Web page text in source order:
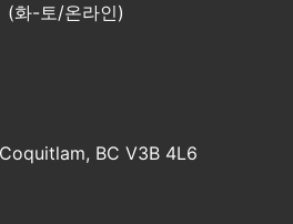
(화-토/온라인)
BC V3B 4L6